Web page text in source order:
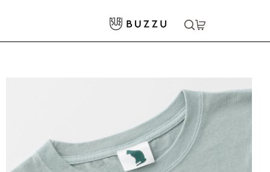
オリジナルネーム